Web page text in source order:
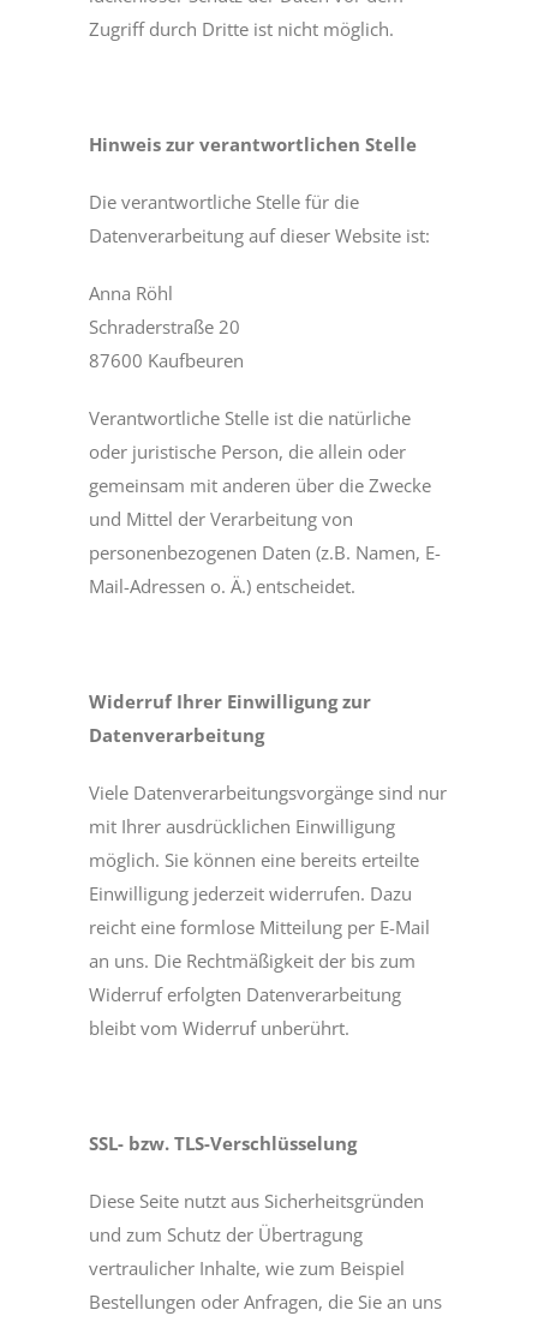
Zugriff durch Dritte ist nicht möglich.
Hinweis zur verantwortlichen Stelle
Die verantwortliche Stelle für die
Datenverarbeitung auf dieser Website ist:
Anna Röhl
Schraderstraße 20
87600 Kaufbeuren
Verantwortliche Stelle ist die natürliche
oder juristische Person, die allein oder
gemeinsam mit anderen über die Zwecke
und Mittel der Verarbeitung von
personenbezogenen Daten (z.B. Namen, E-
Mail-Adressen o. Ä.) entscheidet.
Widerruf Ihrer Einwilligung zur
Datenverarbeitung
Viele Datenverarbeitungsvorgänge sind nur
mit Ihrer ausdrücklichen Einwilligung
möglich. Sie können eine bereits erteilte
Einwilligung jederzeit widerrufen. Dazu
reicht eine formlose Mitteilung per E-Mail
an uns. Die Rechtmäßigkeit der bis zum
Widerruf erfolgten Datenverarbeitung
bleibt vom Widerruf unberührt.
SSL- bzw. TLS-Verschlüsselung
Diese Seite nutzt aus Sicherheitsgründen
und zum Schutz der Übertragung
vertraulicher Inhalte, wie zum Beispiel
Bestellungen oder Anfragen, die Sie an uns